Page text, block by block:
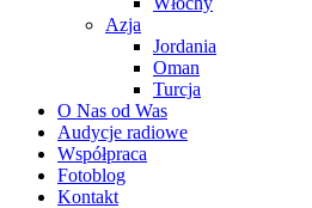
Azja
Jordania
Oman
Turcja
O Nas od Was
Audycje radiowe
Współpraca
Fotoblog
Kontakt